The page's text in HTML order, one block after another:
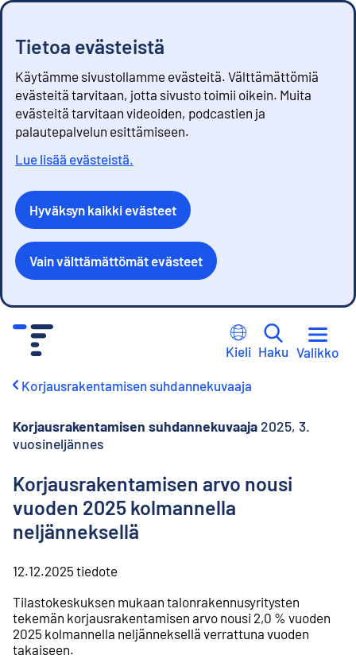
Tietoa evästeistä
Käytämme sivustollamme evästeitä. Välttämättömiä
evästeitä tarvitaan, jotta sivusto toimii oikein. Muita
evästeitä tarvitaan videoiden, podcastien ja
palautepalvelun esittämiseen.
Lue lisää evästeistä.
Hyväksyn kaikki evästeet
Vain välttämättömät evästeet
Kieli Haku Valikko
Korjausrakentamisen suhdannekuvaaja
Korjausrakentamisen suhdannekuvaaja 2025, 3.
vuosineljännes
Korjausrakentamisen arvo nousi
vuoden 2025 kolmannella
neljänneksellä
12.12.2025 tiedote
Tilastokeskuksen mukaan talonrakennusyritysten
tekemän korjausrakentamisen arvo nousi 2,0 % vuoden
2025 kolmannella neljänneksellä verrattuna vuoden
takaiseen.